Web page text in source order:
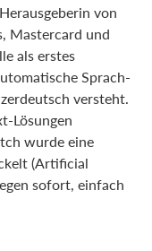
von
Mastercard und
als erstes
Sprach-
versteht.
Lösungen
wurde eine
(Artificial
sofort, einfach